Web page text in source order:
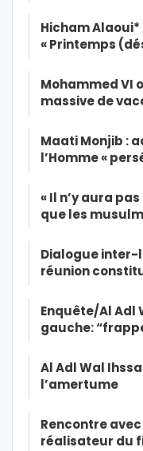
Hicham
« Printemps
Mohammed VI
massive de
Maati Monjib :
l’Homme «
« Il n’y aura
que les
Dialogue inter-
réunion
Enquête/Al Adl
gauche:
Al Adl Wal
l’amertume
Rencontre
réalisateur du